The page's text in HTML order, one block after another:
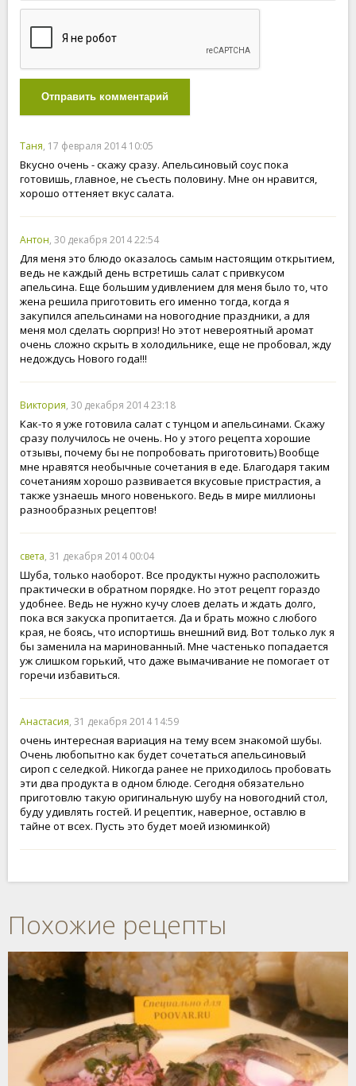
Отправить комментарий
Таня, 17 февраля 2014 10:05
Вкусно очень - скажу сразу. Апельсиновый соус пока
готовишь, главное, не съесть половину. Мне он нравится,
хорошо оттеняет вкус салата.
Антон, 30 декабря 2014 22:54
Для меня это блюдо оказалось самым настоящим открытием,
ведь не каждый день встретишь салат с привкусом
апельсина. Еще большим удивлением для меня было то, что
жена решила приготовить его именно тогда, когда я
закупился апельсинами на новогодние праздники, а для
меня мол сделать сюрприз! Но этот невероятный аромат
очень сложно скрыть в холодильнике, еще не пробовал, жду
недождусь Нового года!!!
Виктория, 30 декабря 2014 23:18
Как-то я уже готовила салат с тунцом и апельсинами. Скажу
сразу получилось не очень. Но у этого рецепта хорошие
отзывы, почему бы не попробовать приготовить) Вообще
мне нравятся необычные сочетания в еде. Благодаря таким
сочетаниям хорошо развивается вкусовые пристрастия, а
также узнаешь много новенького. Ведь в мире миллионы
разнообразных рецептов!
света, 31 декабря 2014 00:04
Шуба, только наоборот. Все продукты нужно расположить
практически в обратном порядке. Но этот рецепт гораздо
удобнее. Ведь не нужно кучу слоев делать и ждать долго,
пока вся закуска пропитается. Да и брать можно с любого
края, не боясь, что испортишь внешний вид. Вот только лук я
бы заменила на маринованный. Мне частенько попадается
уж слишком горький, что даже вымачивание не помогает от
горечи избавиться.
Анастасия, 31 декабря 2014 14:59
очень интересная вариация на тему всем знакомой шубы.
Очень любопытно как будет сочетаться апельсиновый
сироп с селедкой. Никогда ранее не приходилось пробовать
эти два продукта в одном блюде. Сегодня обязательно
приготовлю такую оригинальную шубу на новогодний стол,
буду удивлять гостей. И рецептик, наверное, оставлю в
тайне от всех. Пусть это будет моей изюминкой)
Похожие рецепты